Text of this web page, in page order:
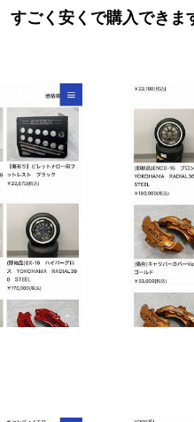
すごく安くで購入できま